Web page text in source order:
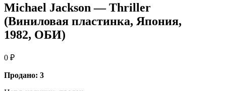
Michael Jackson — Thriller
(Виниловая пластинка, Япония,
1982, ОБИ)
0 ₽
Продано: 3